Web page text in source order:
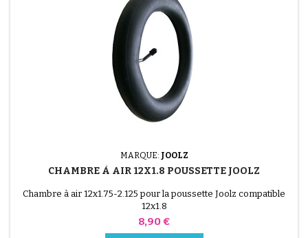
MARQUE: JOOLZ
CHAMBRE À AIR 12X1.8 POUSSETTE JOOLZ
Chambre à air 12x1.75-2.125 pour la poussette Joolz compatible
12x1.8
Prix
8,90 €